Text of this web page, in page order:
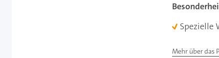
Spezielle
Mehr über das